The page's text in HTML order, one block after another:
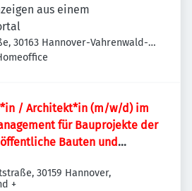
aus einem
30163 Hannover-Vahrenwald-
/ Architekt*in (m/w/d) im
für Bauprojekte der
Bauten und
/ Infrastruktur
30159 Hannover,
+